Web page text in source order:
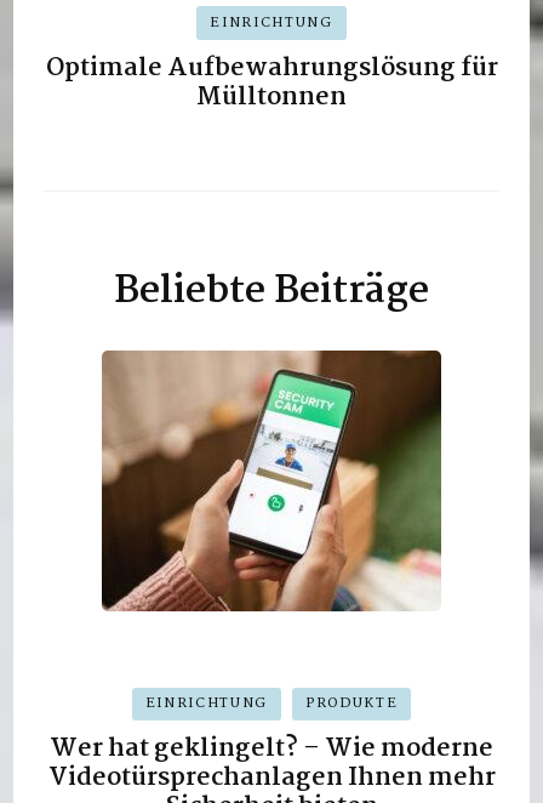
EINRICHTUNG
Optimale Aufbewahrungslösung für
Mülltonnen
Beliebte Beiträge
EINRICHTUNG PRODUKTE
Wer hat geklingelt? – Wie moderne
Videotürsprechanlagen Ihnen mehr